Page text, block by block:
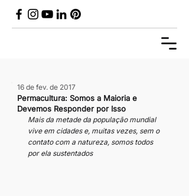
Permacultura: Somos a Maioria e
Devemos Responder por Isso
16 de fev. de 2017
Mais da metade da população mundial
vive em cidades e, muitas vezes, sem o
contato com a natureza, somos todos
por ela sustentados